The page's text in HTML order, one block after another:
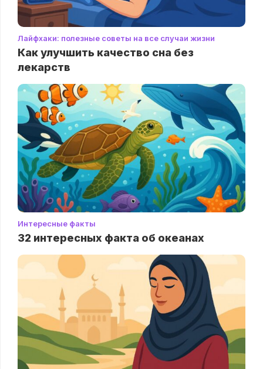
Лайфхаки: полезные советы на все случаи жизни
Как улучшить качество сна без
лекарств
Интересные факты
32 интересных факта об океанах